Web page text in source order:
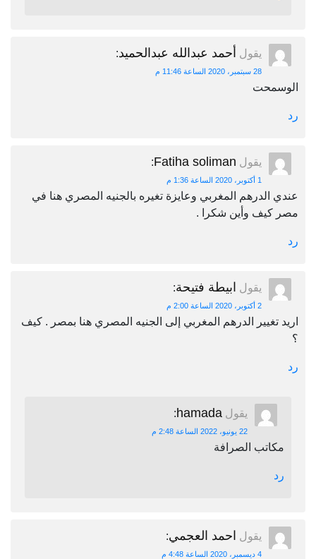
يقول أحمد عبدالله عبدالحميد:
28 سبتمبر، 2020 الساعة 11:46 م
الوسمحت
رد
يقول Fatiha soliman
:
1 أكتوبر، 2020 الساعة 1:36 م
عندي الدرهم المغربي وعايزة تغيره بالجنيه المصري هنا في
مصر كيف وأين شكرا .
رد
يقول ابيطة فتيحة:
2 أكتوبر، 2020 الساعة 2:00 م
اريد تغيير الدرهم المغربي إلى الجنيه المصري هنا بمصر . كيف
؟
رد
يقول hamada
:
22 يونيو، 2022 الساعة 2:48 م
مكاتب الصرافة
رد
يقول احمد العجمي:
4 ديسمبر، 2020 الساعة 4:48 م